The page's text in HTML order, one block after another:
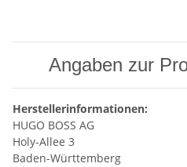
Angaben zur
Herstellerinformationen:
HUGO BOSS AG
Holy-Allee 3
Baden-Württemberg